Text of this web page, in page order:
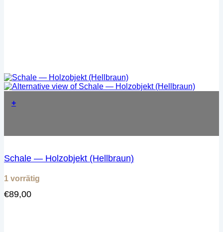
+
Schale — Holzobjekt (Hellbraun)
1 vorrätig
€89,00